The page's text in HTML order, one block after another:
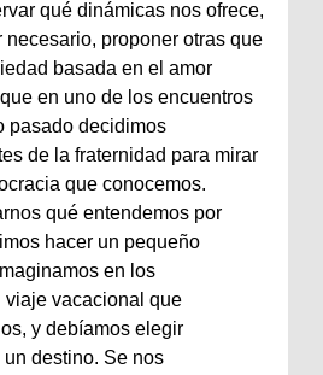
qué dinámicas nos ofrece,
necesario, proponer otras que
basada en el amor
en uno de los encuentros
pasado decidimos
de la fraternidad para mirar
que conocemos.
qué entendemos por
hacer un pequeño
en los
viaje vacacional que
y debíamos elegir
destino. Se nos